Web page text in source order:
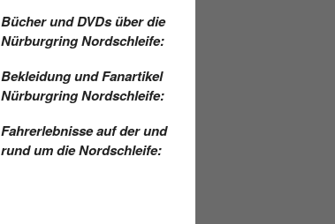
Bücher und DVDs über die
Nürburgring Nordschleife:
Bekleidung und Fanartikel
Nürburgring Nordschleife:
Fahrerlebnisse auf der und
rund um die Nordschleife: